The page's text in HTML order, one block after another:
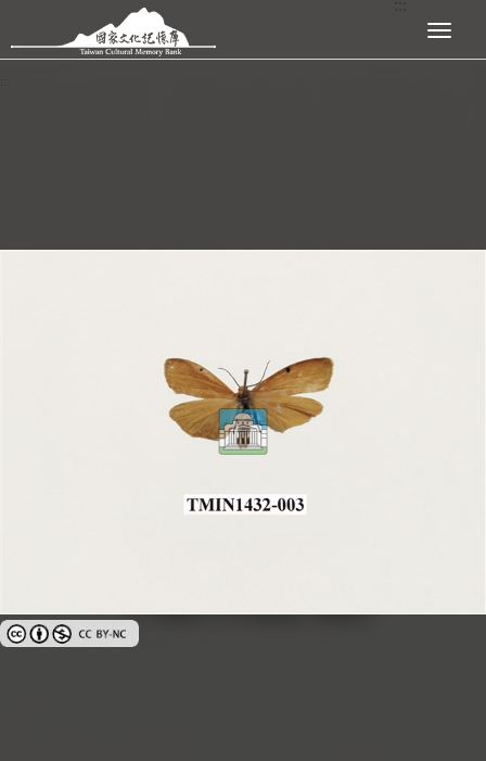
跳到主要內容區塊 展開選單
創用CC姓名標示-非商業性 3.0 台灣及其後版本(CC BY-NC 3.0 TW +)